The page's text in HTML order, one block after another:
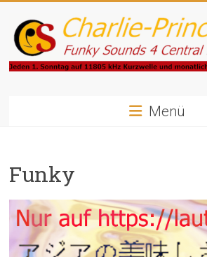
Inhalt
springen
Funky
Central
Europe
Menü
Funky